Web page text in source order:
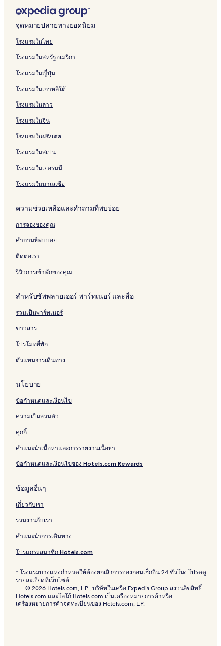
จุดหมายปลายทางยอดนิยม
โรงแรมในไทย
โรงแรมในสหรัฐอเมริกา
โรงแรมในญี่ปุ่น
โรงแรมในเกาหลีใต้
โรงแรมในลาว
โรงแรมในจีน
โรงแรมในฝรั่งเศส
โรงแรมในสเปน
โรงแรมในเยอรมนี
โรงแรมในมาเลเซีย
ความช่วยเหลือและคำถามที่พบบ่อย
การจองของคุณ
คำถามที่พบบ่อย
ติดต่อเรา
รีวิวการเข้าพักของคุณ
สำหรับซัพพลายเออร์ พาร์ทเนอร์ และสื่อ
ร่วมเป็นพาร์ทเนอร์
ข่าวสาร
โปรโมทที่พัก
ตัวแทนการเดินทาง
นโยบาย
ข้อกำหนดและเงื่อนไข
ความเป็นส่วนตัว
คุกกี้
คำแนะนำเนื้อหาและการรายงานเนื้อหา
ข้อกำหนดและเงื่อนไขของ Hotels.com Rewards
ข้อมูลอื่นๆ
เกี่ยวกับเรา
ร่วมงานกับเรา
คำแนะนำการเดินทาง
โปรแกรมสมาชิก Hotels.com
* โรงแรมบางแห่งกำหนดให้ต้องยกเลิกการจองก่อนเช็กอิน 24 ชั่วโมง โปรดดู
รายละเอียดที่เว็บไซต์
© 2026 Hotels.com, L.P., บริษัทในเครือ Expedia Group สงวนลิขสิทธิ์
Hotels.com และโลโก้ Hotels.com เป็นเครื่องหมายการค้าหรือ
เครื่องหมายการค้าจดทะเบียนของ Hotels.com, L.P.